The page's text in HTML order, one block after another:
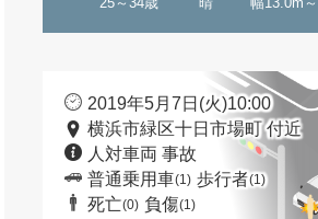
2019年5月7日(火)10:00
横浜市緑区十日市場町 付近
人対車両 事故
普通乗用車(1) 歩行者(1)
死亡(0) 負傷(1)